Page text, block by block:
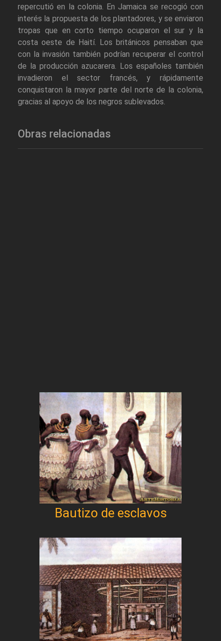
repercutió en la colonia. En Jamaica se recogió con
interés la propuesta de los plantadores, y se enviaron
tropas que en corto tiempo ocuparon el sur y la
costa oeste de Haití. Los británicos pensaban que
con la invasión también podrían recuperar el control
de la producción azucarera. Los españoles también
invadieron el sector francés, y rápidamente
conquistaron la mayor parte del norte de la colonia,
gracias al apoyo de los negros sublevados.
Obras relacionadas
Bautizo de esclavos